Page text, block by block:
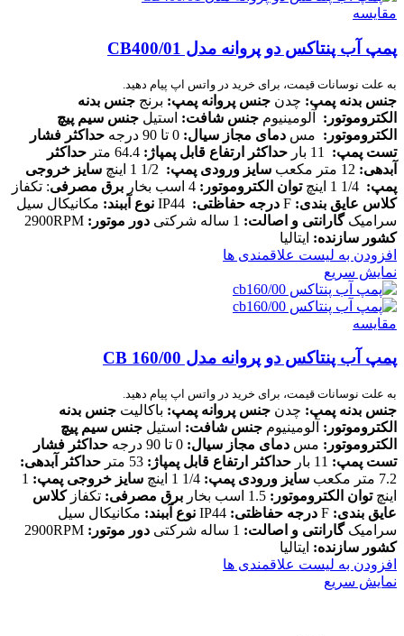
مقایسه
پمپ آب پنتاکس دو پروانه مدل CB400/01
به علت نوسانات قیمت، برای خرید در واتس اپ پیام دهید.
جنس بدنه پمپ: چدن جنس پروانه پمپ: برنج جنس بدنه
الکتروموتور : آلومینیوم جنس شافت: استیل جنس سیم پیچ
الکتروموتور : مس دمای مجاز سیال:
حداکثر فشار
تست پمپ: حداکثر ارتفاع قابل پمپاژ :
حداکثر
آبدهی: سایز ورودی پمپ:
سایز خروجی
پمپ: توان الکتروموتور : برق مصرفی: تکفاز
کلاس عایق بندی: درجه حفاظتی: نوع آببند: مکانیکال سیل
سرامیکگارانتی و اصالت: دور موتور :
کشور سازنده: ایتالیا
افزودن به لیست علاقمندی ها
نمایش سریع
مقایسه
پمپ آب پنتاکس دو پروانه مدل CB 160/00
به علت نوسانات قیمت، برای خرید در واتس اپ پیام دهید.
جنس بدنه پمپ: چدن جنس پروانه پمپ: باکالیت جنس بدنه
الکتروموتور: آلومینیوم جنس شافت: استیل جنس سیم پیچ
الکتروموتور: مس دمای مجاز سیال:
حداکثر فشار
تست پمپ:
حداکثر ارتفاع قابل پمپاژ:
حداکثر آبدهی:
7.2 متر مکعب
سایز ورودی پمپ: سایز خروجی پمپ: 1
اینچتوان الکتروموتور: برق مصرفی: تکفازکلاس
عایق بندی:
درجه حفاظتی: نوع آببند: مکانیکال سیل
سرامیکگارانتی و اصالت: دور موتور:
کشور سازنده: ایتالیا
افزودن به لیست علاقمندی ها
نمایش سریع